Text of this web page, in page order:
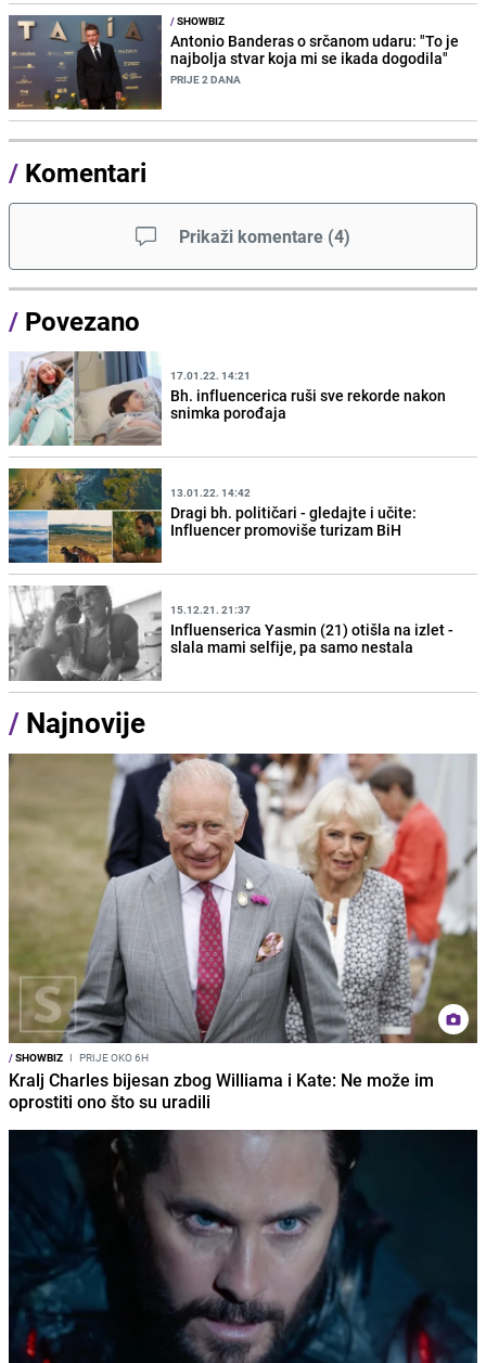
/SHOWBIZ
Antonio Banderas o srčanom udaru: "To je
najbolja stvar koja mi se ikada dogodila"
PRIJE 2 DANA
/ Komentari
Prikaži komentare (4)
/ Povezano
17.01.22. 14:21
Bh. influencerica ruši sve rekorde nakon
snimka porođaja
13.01.22. 14:42
Dragi bh. političari - gledajte i učite:
Influencer promoviše turizam BiH
15.12.21. 21:37
Influenserica Yasmin (21) otišla na izlet -
slala mami selfije, pa samo nestala
/ Najnovije
/SHOWBIZ I PRIJE OKO 6H
Kralj Charles bijesan zbog Williama i Kate: Ne može im
oprostiti ono što su uradili